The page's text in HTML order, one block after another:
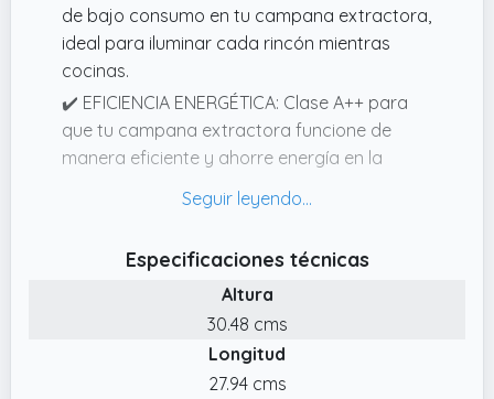
de bajo consumo en tu campana extractora,
ideal para iluminar cada rincón mientras
cocinas.
✔️ EFICIENCIA ENERGÉTICA: Clase A++ para
que tu campana extractora funcione de
manera eficiente y ahorre energía en la
mate le dan un toque elegante y hacen que
tu campana extractora integrada en la
cocina sea muy fácil de usar.
✔️ POTENTE FLUJO DE AIRE: Elimina el vapor
y los olores rápidamente con hasta 896 m³/h
Especificaciones técnicas
Altura
30.48 cms
Longitud
27.94 cms